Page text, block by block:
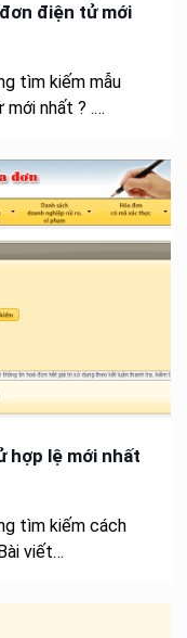
điện tử mới
tìm kiếm mẫu
mới nhất ? .…
hợp lệ mới nhất
tìm kiếm cách
viết…